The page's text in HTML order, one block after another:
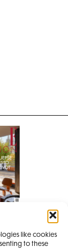
like cookies
to these